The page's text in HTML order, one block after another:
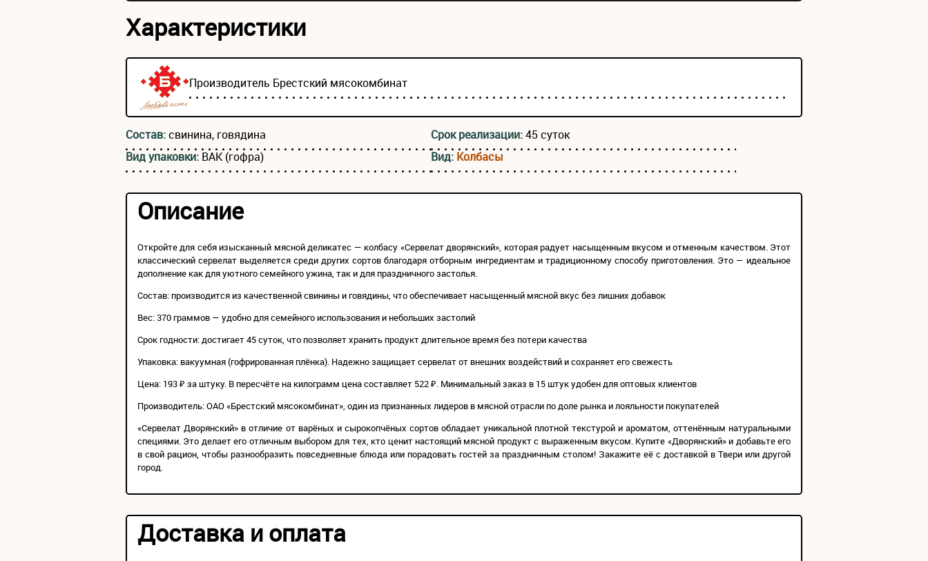
Характеристики
Производитель Брестский мясокомбинат
Состав:свинина, говядина Срок реализации:45 суток
Вид упаковки: ВАК (гофра) Вид: Колбасы
Описание
Откройте для себя изысканный мясной деликатес — колбасу «Сервелат дворянский», которая радует насыщенным вкусом и отменным качеством. Этот
классический сервелат выделяется среди других сортов благодаря отборным ингредиентам и традиционному способу приготовления. Это — идеальное
дополнение как для уютного семейного ужина, так и для праздничного застолья.
Состав: производится из качественной свинины и говядины, что обеспечивает насыщенный мясной вкус без лишних добавок
Вес: 370 граммов — удобно для семейного использования и небольших застолий
Срок годности: достигает 45 суток, что позволяет хранить продукт длительное время без потери качества
Упаковка: вакуумная (гофрированная плёнка). Надежно защищает сервелат от внешних воздействий и сохраняет его свежесть
Цена: 193 ₽ за штуку. В пересчёте на килограмм цена составляет 522 ₽. Минимальный заказ в 15 штук удобен для оптовых клиентов
Производитель: ОАО «Брестский мясокомбинат», один из признанных лидеров в мясной отрасли по доле рынка и лояльности покупателей
«Сервелат Дворянский» в отличие от варёных и сырокопчёных сортов обладает уникальной плотной текстурой и ароматом, оттенённым натуральными
специями. Это делает его отличным выбором для тех, кто ценит настоящий мясной продукт с выраженным вкусом. Купите «Дворянский» и добавьте его
в свой рацион, чтобы разнообразить повседневные блюда или порадовать гостей за праздничным столом! Закажите её с доставкой в Твери или другой
город.
Доставка и оплата